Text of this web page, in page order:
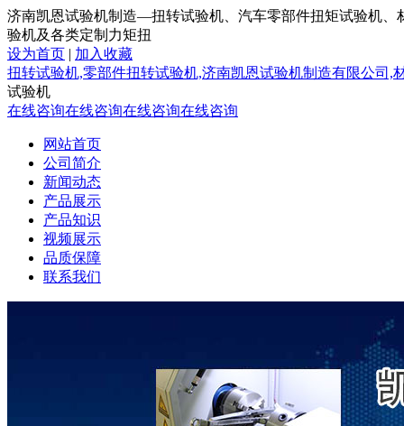
济南凯恩试验机制造—扭转试验机、汽车零部件扭矩试验机
验机及各类定制力矩扭
设为首页 | 加入收藏
扭转试验机,零部件扭转试验机,济南凯恩试验机制造有限公司,
试验机
在线咨询在线咨询在线咨询在线咨询
网站首页
公司简介
新闻动态
产品展示
产品知识
视频展示
品质保障
联系我们